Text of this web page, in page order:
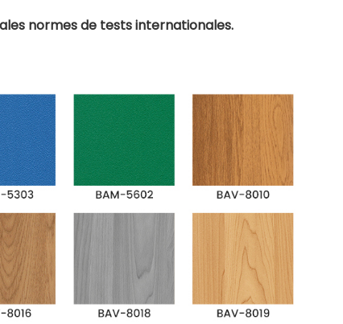
normes de tests internationales.